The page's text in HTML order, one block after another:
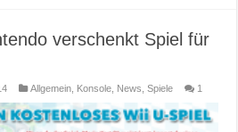
verschenkt Spiel für
Allgemein Konsole News ,Spiele 1